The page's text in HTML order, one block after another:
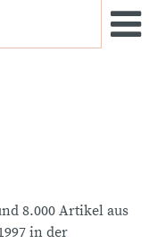
8.000 Artikel aus
in der